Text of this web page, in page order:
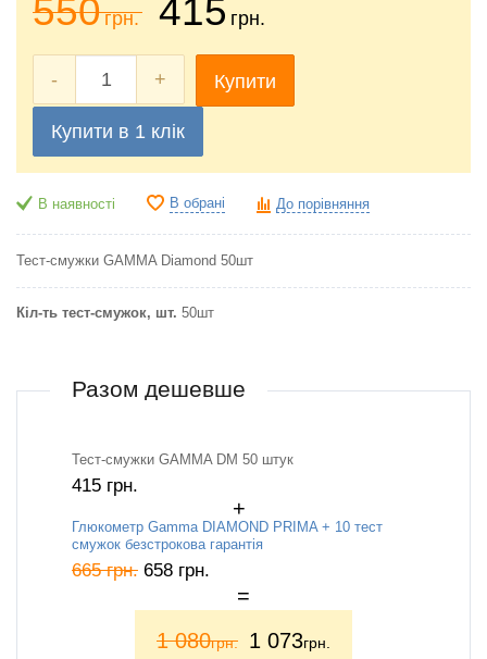
550грн. 415 грн.
- + Купити
Купити в 1 клік
В наявності В обрані До порівняння
Тест-смужки GAMMA Diamond 50шт
Кіл-ть тест-смужок, шт. 50шт
Разом дешевше
Тест-смужки GAMMA DM 50 штук
415 грн.
Глюкометр Gamma DIAMOND PRIMA + 10 тест
смужок безстрокова гарантія
665грн. 658 грн.
1 080грн. 1 073грн.